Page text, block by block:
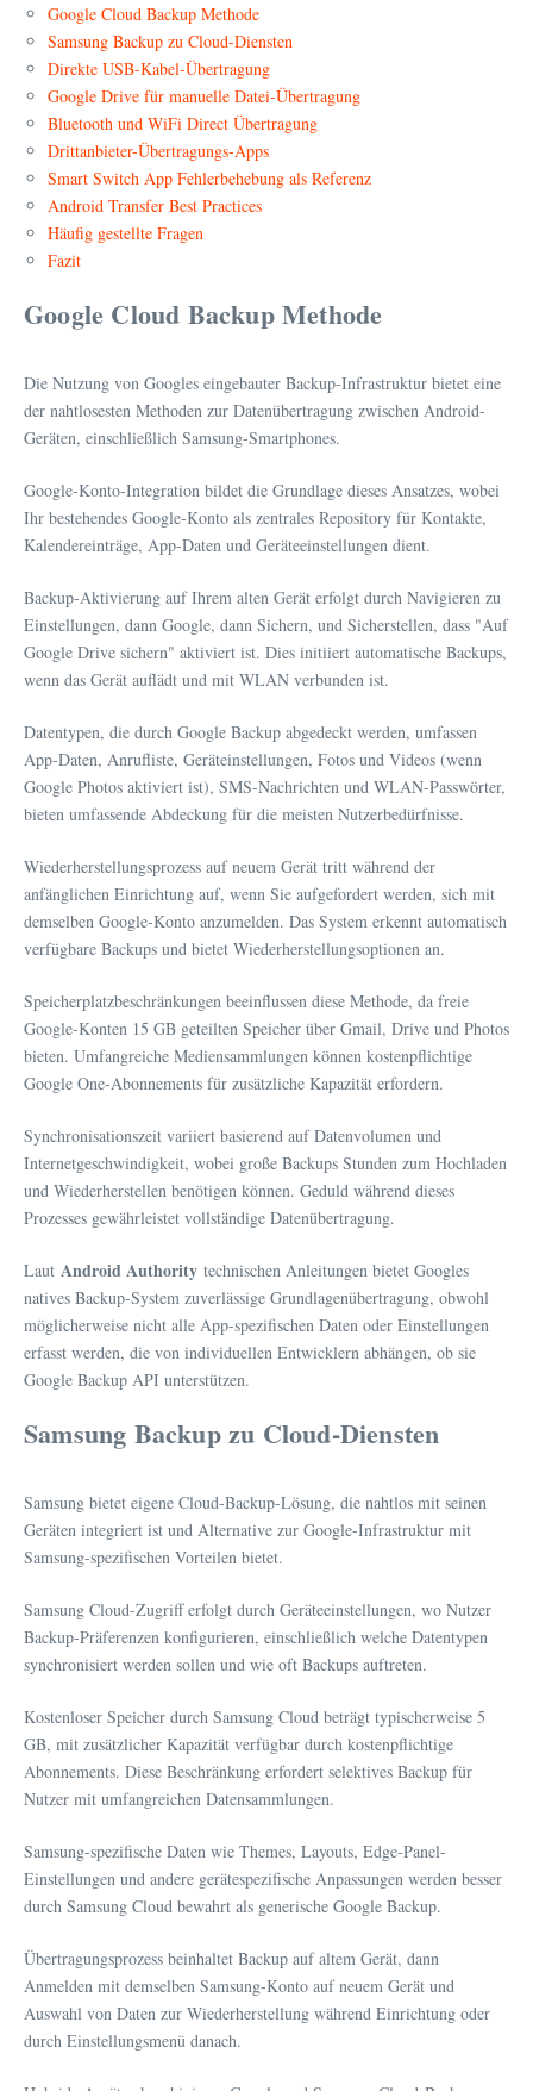
Google Cloud Backup Methode
Samsung Backup zu Cloud-Diensten
Direkte USB-Kabel-Übertragung
Google Drive für manuelle Datei-Übertragung
Bluetooth und WiFi Direct Übertragung
Drittanbieter-Übertragungs-Apps
Smart Switch App Fehlerbehebung als Referenz
Android Transfer Best Practices
Häufig gestellte Fragen
Fazit
Google Cloud Backup Methode
Die Nutzung von Googles eingebauter Backup-Infrastruktur bietet eine
der nahtlosesten Methoden zur Datenübertragung zwischen Android-
Geräten, einschließlich Samsung-Smartphones.
Google-Konto-Integration bildet die Grundlage dieses Ansatzes, wobei
Ihr bestehendes Google-Konto als zentrales Repository für Kontakte,
Kalendereinträge, App-Daten und Geräteeinstellungen dient.
Backup-Aktivierung auf Ihrem alten Gerät erfolgt durch Navigieren zu
Einstellungen, dann Google, dann Sichern, und Sicherstellen, dass "Auf
Google Drive sichern" aktiviert ist. Dies initiiert automatische Backups,
wenn das Gerät auflädt und mit WLAN verbunden ist.
Datentypen, die durch Google Backup abgedeckt werden, umfassen
App-Daten, Anrufliste, Geräteinstellungen, Fotos und Videos (wenn
Google Photos aktiviert ist), SMS-Nachrichten und WLAN-Passwörter,
bieten umfassende Abdeckung für die meisten Nutzerbedürfnisse.
Wiederherstellungsprozess auf neuem Gerät tritt während der
anfänglichen Einrichtung auf, wenn Sie aufgefordert werden, sich mit
demselben Google-Konto anzumelden. Das System erkennt automatisch
verfügbare Backups und bietet Wiederherstellungsoptionen an.
Speicherplatzbeschränkungen beeinflussen diese Methode, da freie
Google-Konten 15 GB geteilten Speicher über Gmail, Drive und Photos
bieten. Umfangreiche Mediensammlungen können kostenpflichtige
Google One-Abonnements für zusätzliche Kapazität erfordern.
Synchronisationszeit variiert basierend auf Datenvolumen und
Internetgeschwindigkeit, wobei große Backups Stunden zum Hochladen
und Wiederherstellen benötigen können. Geduld während dieses
Prozesses gewährleistet vollständige Datenübertragung.
Laut Android Authority technischen Anleitungen bietet Googles
natives Backup-System zuverlässige Grundlagenübertragung, obwohl
möglicherweise nicht alle App-spezifischen Daten oder Einstellungen
erfasst werden, die von individuellen Entwicklern abhängen, ob sie
Google Backup API unterstützen.
Samsung Backup zu Cloud-Diensten
Samsung bietet eigene Cloud-Backup-Lösung, die nahtlos mit seinen
Geräten integriert ist und Alternative zur Google-Infrastruktur mit
Samsung-spezifischen Vorteilen bietet.
Samsung Cloud-Zugriff erfolgt durch Geräteeinstellungen, wo Nutzer
Backup-Präferenzen konfigurieren, einschließlich welche Datentypen
synchronisiert werden sollen und wie oft Backups auftreten.
Kostenloser Speicher durch Samsung Cloud beträgt typischerweise 5
GB, mit zusätzlicher Kapazität verfügbar durch kostenpflichtige
Abonnements. Diese Beschränkung erfordert selektives Backup für
Nutzer mit umfangreichen Datensammlungen.
Samsung-spezifische Daten wie Themes, Layouts, Edge-Panel-
Einstellungen und andere gerätespezifische Anpassungen werden besser
durch Samsung Cloud bewahrt als generische Google Backup.
Übertragungsprozess beinhaltet Backup auf altem Gerät, dann
Anmelden mit demselben Samsung-Konto auf neuem Gerät und
Auswahl von Daten zur Wiederherstellung während Einrichtung oder
durch Einstellungsmenü danach.